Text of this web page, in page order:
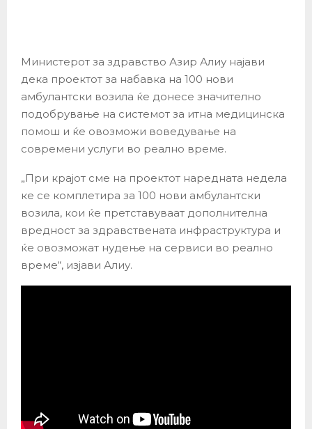
Министерот за здравство Азир Алиу најави
дека проектот за набавка на 100 нови
амбулантски возила ќе донесе значително
подобрување на системот за итна медицинска
помош и ќе овозможи воведување на
современи услуги во реално време.
„При крајот сме на проектот наредната недела
ке се комплетира за 100 нови амбулантски
возила, кои ќе претставуваат дополнителна
вредност за здравствената инфраструктура и
ќе овозможат нудење на сервиси во реално
време“, изјави Алиу.